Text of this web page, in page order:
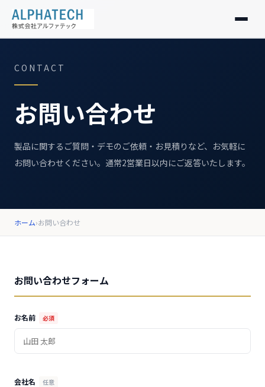
私たちの想い
会社情報
お知らせ
お問い合わせ
CONTACT
お問い合わせ
製品に関するご質問・デモのご依頼・お見積りなど、お気軽に
お問い合わせください。通常2営業日以内にご返答いたします。
ホーム›お問い合わせ
お問い合わせフォーム
お名前 必須
会社名 任意